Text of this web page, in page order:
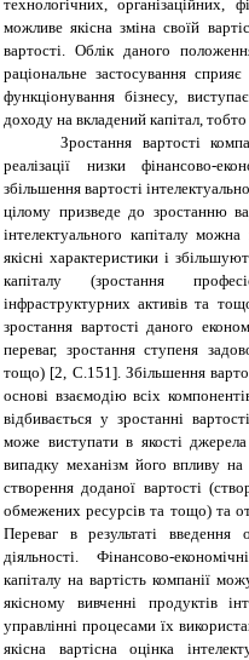
технологічних, організаційних,
можливе якісна зміна своїй
вартості. Облік даного
раціональне застосування
функціонування бізнесу,
доходу на вкладений капітал,
Зростання вартості
реалізації низки фінансово-
збільшення вартості
цілому призведе до зростанню
інтелектуального капіталу
якісні характеристики і
капіталу (зростання
інфраструктурних активів та
зростання вартості даного
переваг, зростання ступеня
тощо) [2, C.151]. Збільшення
основі взаємодію всіх
відбивається у зростанні
може виступати в якості
випадку механізм його впливу на
створення доданої вартості
обмежених ресурсів та тощо) та
Переваг в результаті введення
діяльності. Фінансово-
капіталу на вартість компанії
якісному вивченні продуктів
управлінні процесами їх
якісна вартісна оцінка